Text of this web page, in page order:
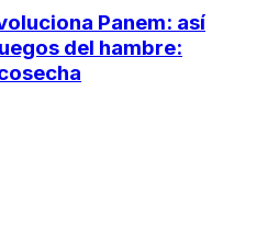
Panem: así
del hambre: